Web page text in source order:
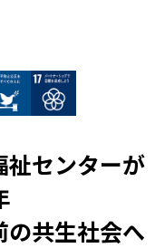
祉センターが
の共生社会へ